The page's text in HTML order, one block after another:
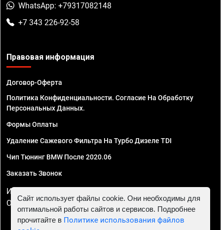
WhatsApp: +79317082148
+7 343 226-92-58
Правовая информация
Договор-Оферта
Политика Конфиденциальности. Согласие На Обработку
Персональных Данных.
Формы Оплаты
Удаление Сажевого Фильтра На Турбо Дизеле TDI
Чип Тюнинг BMW После 2020.06
Заказать Звонок
ИП Смирнов Георгий Павлович. ИНН 781302555843,
ОГРНИП 324470400032610
Сайт использует файлы cookie. Они необходимы для
оптимальной работы сайтов и сервисов. Подробнее
прочитайте в Политике использования файлов